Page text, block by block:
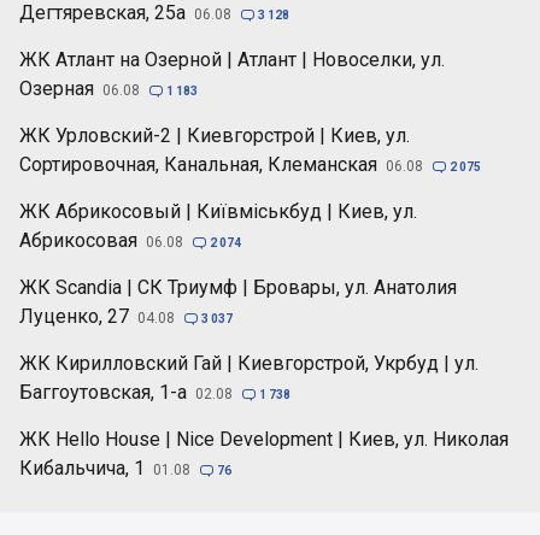
Дегтяревская, 25а 06.08  3 128
ЖК Атлант на Озерной | Атлант | Новоселки, ул.
Озерная 06.08  1 183
ЖК Урловский-2 | Киевгорстрой | Киев, ул.
Сортировочная, Канальная, Клеманская 06.08  2 075
ЖК Абрикосовый | Київміськбуд | Киев, ул.
Абрикосовая 06.08  2 074
ЖК Scandia | СК Триумф | Бровары, ул. Анатолия
Луценко, 27 04.08  3 037
ЖК Кирилловский Гай | Киевгорстрой, Укрбуд | ул.
Баггоутовская, 1-а 02.08  1 738
ЖК Hello House | Nice Development | Киев, ул. Николая
Кибальчича, 1
01.08  76